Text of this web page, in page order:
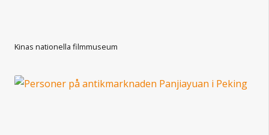
Kinas nationella filmmuseum